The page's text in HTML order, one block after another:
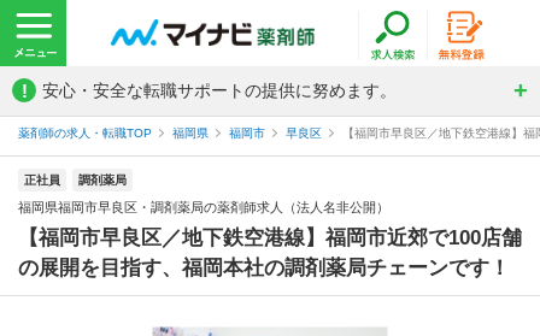
! 安心・安全な転職サポートの提供に努めます。
薬剤師の求人・転職TOP 福岡県 福岡市 早良区 【福岡市早良区／地下鉄空港線】
正社員 調剤薬局
福岡県福岡市早良区・調剤薬局の薬剤師求人（法人名非公開）
【福岡市早良区／地下鉄空港線】福岡市近郊で100店舗
の展開を目指す、福岡本社の調剤薬局チェーンです！